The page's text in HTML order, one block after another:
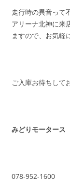
走行時の異音って
アリーナ北神に来
ますので、お気軽
ご入庫お待ちして
みどりモータース
078-952-1600